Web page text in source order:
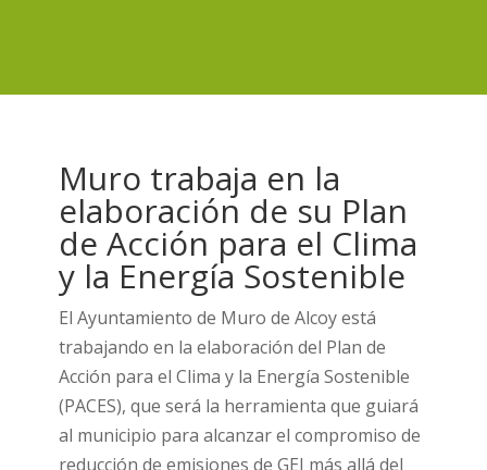
Muro trabaja en la
elaboración de su Plan
de Acción para el Clima
y la Energía Sostenible
El Ayuntamiento de Muro de Alcoy está
trabajando en la elaboración del Plan de
Acción para el Clima y la Energía Sostenible
(PACES), que será la herramienta que guiará
al municipio para alcanzar el compromiso de
reducción de emisiones de GEI más allá del